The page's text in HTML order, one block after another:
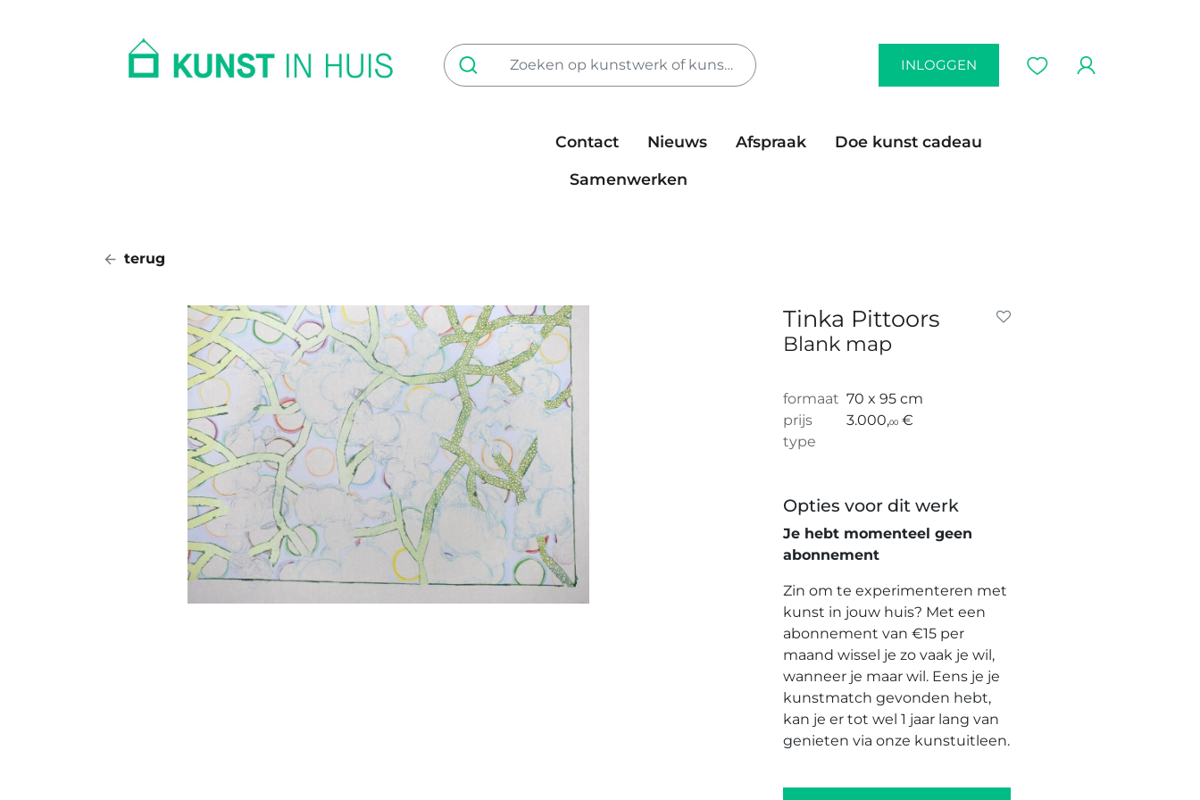
INLOGGEN
Contact Nieuws Afspraak
Doe kunst cadeau
Samenwerken
terug
Tinka Pittoors
Blank map
formaat 70 x 95 cm
prijs
3.000,00 €
type
Opties voor dit werk
Je hebt momenteel geen
abonnement
Zin om te experimenteren met
kunst in jouw huis? Met een
abonnement van €15 per
maand wissel je zo vaak je wil,
wanneer je maar wil. Eens je je
kunstmatch gevonden hebt,
kan je er tot wel 1 jaar lang van
genieten via onze kunstuitleen.